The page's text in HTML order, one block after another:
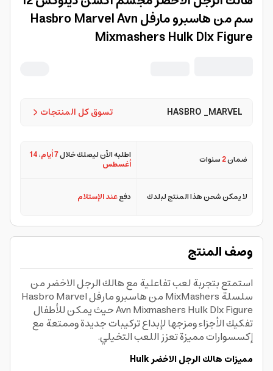
سم من هاسبرو مارفل Hasbro Marvel Avn
Mixmashers Hulk Dlx Figure
تسوق كل المنتجات HASBRO _MARVEL
ضمان2سنوات اطلبه الآن ليصلك خلال7 أيام ،14
أغسطس
لا يمكن شحن هذا المنتج لبلدك دفععند الإستلام
وصف المنتج
استمتع بتجربة لعب تفاعلية مع هالك الرجل الاخضر من
سلسلة MixMashers من هاسبرو مارفل Hasbro Marvel
Avn Mixmashers Hulk Dlx Figure حيث يمكن للأطفال
تفكيك الأجزاء ومزجها لإبداع تركيبات جديدة وممتعة مع
إكسسوارات مميزة تعزز اللعب التخيلي.
مميزات هالك الرجل الاخضر Hulk